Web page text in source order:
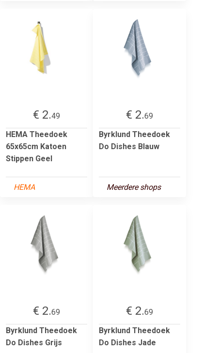
€ 2.49
HEMA Theedoek
65x65cm Katoen
Stippen Geel
HEMA
€ 2.69
Byrklund Theedoek
Do Dishes Blauw
Meerdere shops
€ 2.69
Byrklund Theedoek
Do Dishes Grijs
€ 2.69
Byrklund Theedoek
Do Dishes Jade